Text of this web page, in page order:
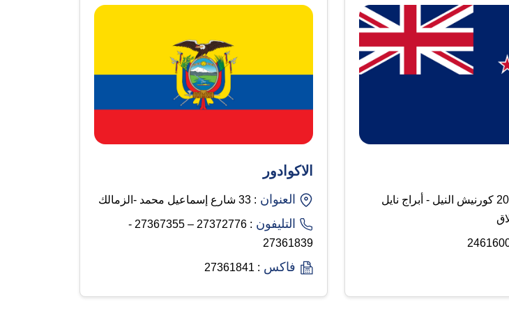
2005 كورنيش النيل - أبراج نايل
الاكوادور
العنوان : 33 شارع إسماعيل محمد -الزمالك
التليفون
: 27372776 – 27367355 -
27361839
فاكس : 27361841